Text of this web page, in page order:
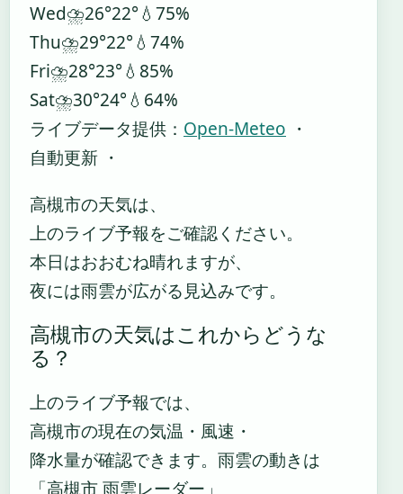
Wed⛈️26°22°💧75%
Thu⛈️29°22°💧74%
Fri⛈️28°23°💧85%
Sat⛈️30°24°💧64%
ライブデータ提供： Open-Meteo ・
自動更新 ・
高槻市の天気は、
上のライブ予報をご確認ください。
本日はおおむね晴れますが、
夜には雨雲が広がる見込みです。
高槻市の天気はこれからどうな
る？
上のライブ予報では、
高槻市の現在の気温・風速・
降水量が確認できます。雨雲の動きは
「高槻市 雨雲レーダー」